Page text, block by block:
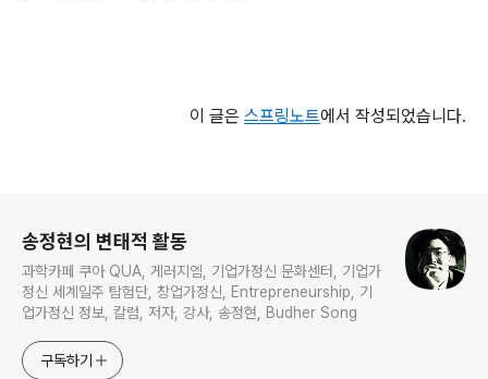
이 글은 스프링노트에서 작성되었습니다.
송정현의 변태적 활동
과학카페 쿠아 QUA, 게러지엠, 기업가정신 문화센터, 기업가
정신 세계일주 탐험단, 창업가정신, Entrepreneurship, 기
업가정신 정보, 칼럼, 저자, 강사, 송정현, Budher Song
구독하기